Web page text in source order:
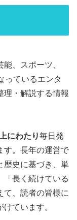
、スポーツ、
っているエンタ
理・解説する情報
にわたり毎日発
す。長年の運営で
歴史に基づき、単
「長く続けている
て、読者の皆様に
ています。